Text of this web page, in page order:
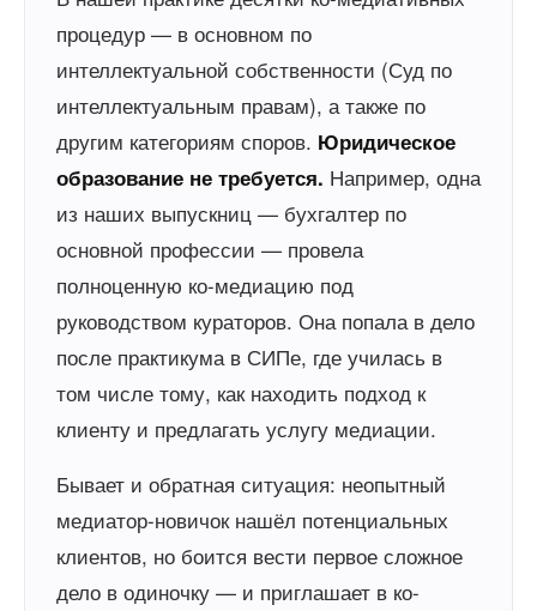
процедур — в основном по
интеллектуальной собственности (Суд по
интеллектуальным правам), а также по
другим категориям споров. Юридическое
образование не требуется. Например, одна
из наших выпускниц — бухгалтер по
основной профессии — провела
полноценную ко-медиацию под
руководством кураторов. Она попала в дело
после практикума в СИПе, где училась в
том числе тому, как находить подход к
клиенту и предлагать услугу медиации.
Бывает и обратная ситуация: неопытный
медиатор-новичок нашёл потенциальных
клиентов, но боится вести первое сложное
дело в одиночку — и приглашает в ко-